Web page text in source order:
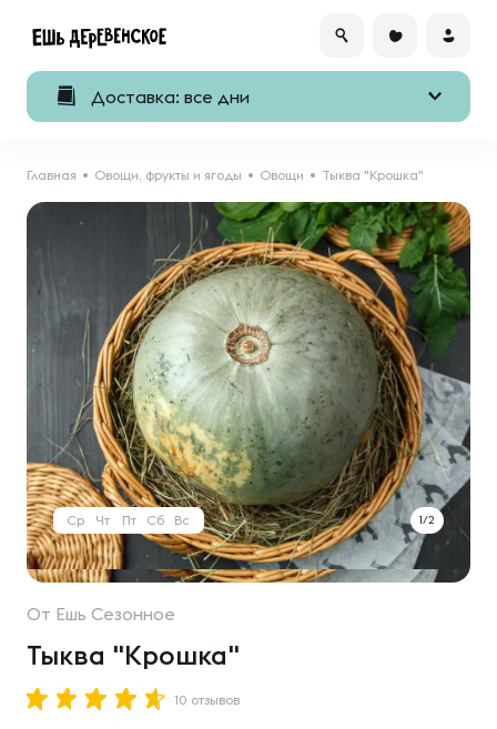
Доставка: все дни
Главная Овощи, фрукты и ягоды Овощи Тыква "Крошка"
1/2
Ср Чт Пт Сб Вс
От Ешь Сезонное
Тыква "Крошка"
10 отзывов